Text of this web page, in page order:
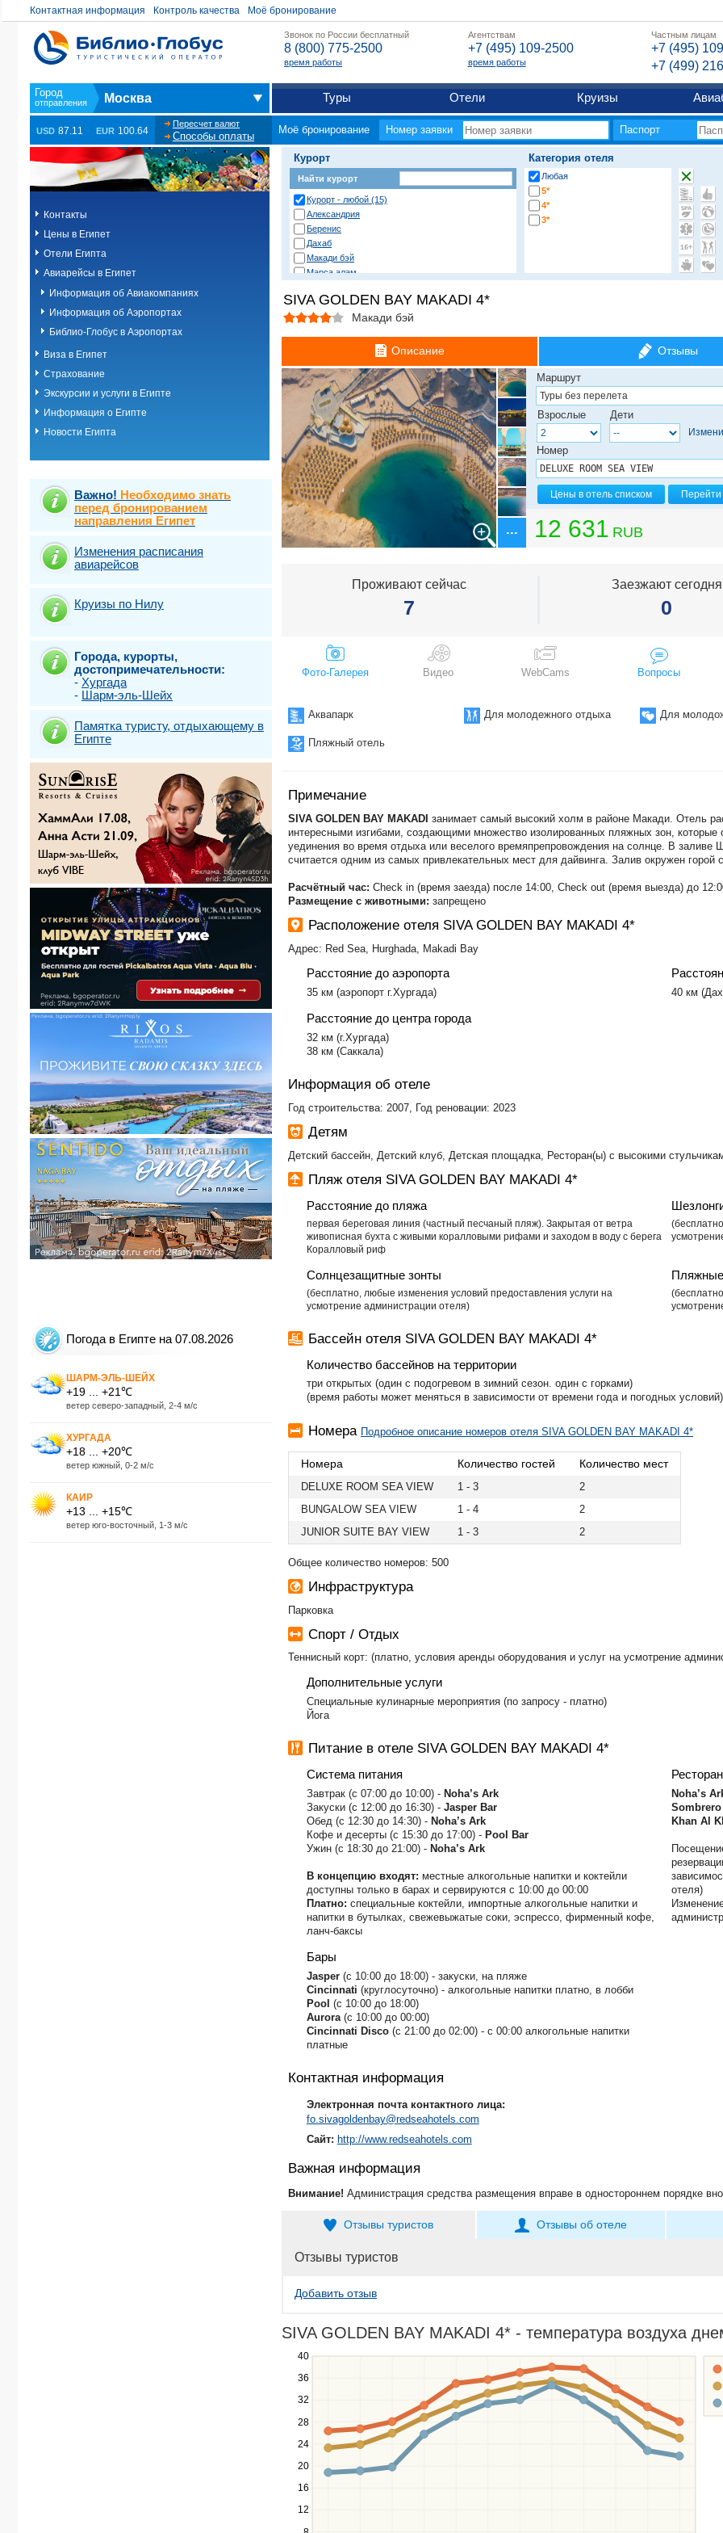
Контактная информация Контроль качества Моё бронирование
Звонок по России бесплатный
8 (800) 775-2500
время работы
Агентствам
+7 (495) 109-2500
время работы
Частным лицам
+7 (495)
+7 (499)
Москва Туры Отели Круизы
USD 87.11 EUR 100.64
Пересчет валют
Способы оплаты
Моё бронирование Номер заявки Паспорт
Контакты
Цены в Египет
Отели Египта
Авиарейсы в Египет
Информация об Авиакомпаниях
Информация об Аэропортах
Библио-Глобус в Аэропортах
Виза в Египет
Страхование
Экскурсии и услуги в Египте
Информация о Египте
Новости Египта
Важно! Необходимо знать
перед бронированием
направления Египет
Изменения расписания
авиарейсов
Круизы по Нилу
Города, курорты,
достопримечательности:
- Хургада
- Шарм-эль-Шейх
Памятка туристу, отдыхающему в
Египте
Погода в Египте на 07.08.2026
ШАРМ-ЭЛЬ-ШЕЙХ
+19 ... +21℃
ветер северо-западный, 2-4 м/с
ХУРГАДА
+18 ... +20℃
ветер южный, 0-2 м/с
КАИР
+13 ... +15℃
ветер юго-восточный, 1-3 м/с
Курорт
Найти курорт
Курорт - любой (15)
Александрия
Беренис
Дахаб
Макади бэй
Марса алам
Сафага
Сахл хашиш
Шарм-эль-шейх
Эль Кусейр
Эль гуна
Эль-Аламейн
Категория отеля
Любая
5*
4*
3*
SIVA GOLDEN BAY MAKADI 4*
Макади бэй
Описание Отзывы
Маршрут
Взрослые Дети
Номер
Цены в отель списком Перейти
12 631 RUB
Проживают сейчас
7
Заезжают сегодня
0
Фото-Галерея Видео WebCams Вопросы
Аквапарк Для молодежного отдыха Для
Пляжный отель
Примечание
SIVA GOLDEN BAY MAKADI ​занимает самый высокий холм в районе Макади. Отель
интересными изгибами, создающими множество изолированных пляжных зон,
уединения во время отдыха или веселого времяпрепровождения на солнце. В
считается одним из самых привлекательных мест для дайвинга. Залив окружен
Расчётный час: Check in (время заезда) после 14:00, Check out (время выезда) до
Размещение с животными: запрещено
Расположение отеля SIVA GOLDEN BAY MAKADI 4*
Адрес: Red Sea, Hurghada, Makadi Bay
Расстояние до аэропорта
​35 км (аэропорт г.Хургада) ​40 км
Расстояние до центра города
​32 км (г.Хургада)
38 км (Саккала)
Информация об отеле
Год строительства: 2007, Год реновации: 2023
Детям
Детский бассейн, Детский клуб, Детская площадка, Ресторан(ы) с высокими
Пляж отеля SIVA GOLDEN BAY MAKADI 4*
Расстояние до пляжа
первая береговая линия (частный песчаный пляж). Закрытая от ветра
живописная бухта с живыми коралловыми рифами и заходом в воду с берега
Коралловый риф
Солнцезащитные зонты
​(бесплатно, любые изменения условий предоставления услуги на
усмотрение администрации отеля)
Бассейн отеля SIVA GOLDEN BAY MAKADI 4*
Количество бассейнов на территории
три открытых (один с подогревом в зимний сезон. один с горками)
(время работы может меняться в зависимости от времени года и погодных условий)
Номера Подробное описание номеров отеля SIVA GOLDEN BAY MAKADI 4*
Номера Количество гостей Количество мест
DELUXE ROOM SEA VIEW 1 - 3
2
BUNGALOW SEA VIEW
1 - 4
2
JUNIOR SUITE BAY VIEW
1 - 3 2
Общее количество номеров: 500
Инфраструктура
Парковка
Спорт / Отдых
Теннисный корт: (платно, условия аренды оборудования и услуг на усмотрение
Дополнительные услуги
​Специальные кулинарные мероприятия (по запросу - платно)
Йога
Питание в отеле SIVA GOLDEN BAY MAKADI 4*
Система питания
​Завтрак (с 07:00 до 10:00) - Noha’s Ark
Закуски (с 12:00 до 16:30) - Jasper Bar
Обед (с 12:30 до 14:30) - Noha’s Ark
Кофе и десерты (с 15:30 до 17:00) - Pool Bar
Ужин (с 18:30 до 21:00) - Noha’s Ark
В концепцию входят: местные алкогольные напитки и коктейли
доступны только в барах и сервируются с 10:00 до 00:00
Платно: специальные коктейли, импортные алкогольные напитки и
напитки в бутылках, свежевыжатые соки, эспрессо, фирменный кофе,
ланч-баксы
Noha’s
Sombrero
Khan Al
отеля)
Бары
Jasper (с 10:00 до 18:00) - закуски, на пляже
Cincinnati (круглосуточно) - алкогольные напитки платно, в лобби
Pool (с 10:00 до 18:00)
Aurora (с 10:00 до 00:00)
Cincinnati Disco (с 21:00 до 02:00) - с 00:00 алкогольные напитки
платные
Контактная информация
Электронная почта контактного лица:
fo.sivagoldenbay@redseahotels.com
Сайт: http://www.redseahotels.com
Важная информация
Внимание! Администрация средства размещения вправе в одностороннем порядке
Отзывы туристов Отзывы об отеле
Отзывы туристов
Добавить отзыв
SIVA GOLDEN BAY MAKADI 4* - температура воздуха
12
16
20
24
28
32
36
40
Use
the
and
down
to
navigate
between
series.
Use
the